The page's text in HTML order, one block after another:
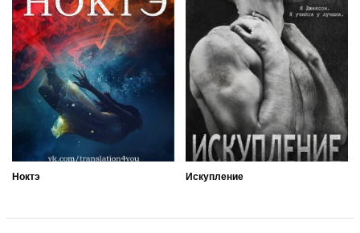
Ноктэ Искупление